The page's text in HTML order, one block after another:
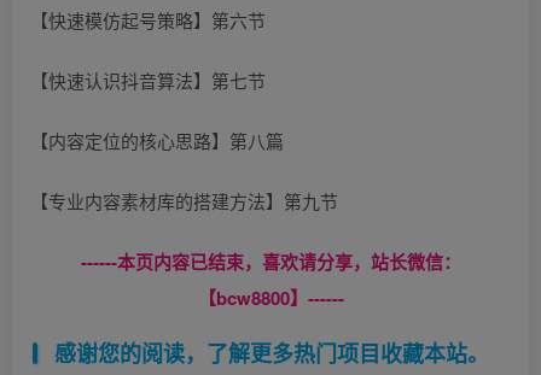
【快速模仿起号策略】第六节
【快速认识抖音算法】第七节
【内容定位的核心思路】第八篇
【专业内容素材库的搭建方法】第九节
------本页内容已结束，喜欢请分享，站长微信：
【bcw8800】------
感谢您的阅读，了解更多热门项目收藏本站。